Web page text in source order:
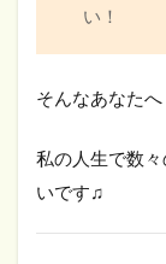
い！
そんなあなたへ
私の人生で数々
いです♫